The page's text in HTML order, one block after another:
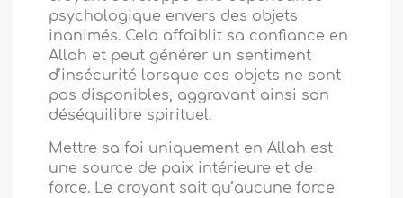
psychologique envers des objets
inanimés. Cela affaiblit sa confiance en
Allah et peut générer un sentiment
d’insécurité lorsque ces objets ne sont
pas disponibles, aggravant ainsi son
déséquilibre spirituel.
Mettre sa foi uniquement en Allah est
une source de paix intérieure et de
force. Le croyant sait qu’aucune force